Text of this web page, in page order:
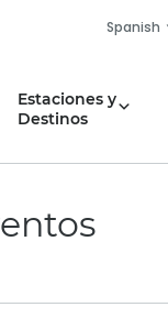
Spanish
Estaciones y
Destinos